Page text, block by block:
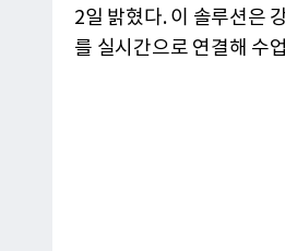
2일 밝혔다. 이 솔루션은
를 실시간으로 연결해 수